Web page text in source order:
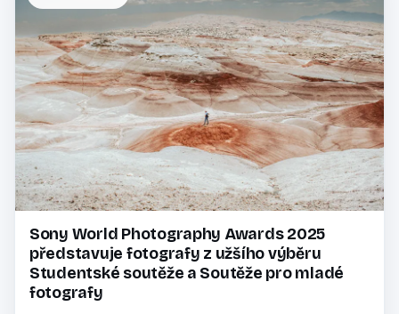
Sony World Photography Awards 2025
představuje fotografy z užšího výběru
Studentské soutěže a Soutěže pro mladé
fotografy